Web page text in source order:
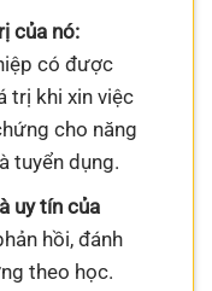
của nó:
có được
trị khi xin việc
cho năng
tuyển dụng.
uy tín của
hồi, đánh
theo học.